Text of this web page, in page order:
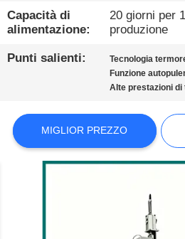
CASI
BLOG
DEL
SITO
Capacità di
alimentazione:
20 giorni per
produzione
Punti salienti: Tecnologia
Funzione
Alte prestazioni
MIGLIOR PREZZO